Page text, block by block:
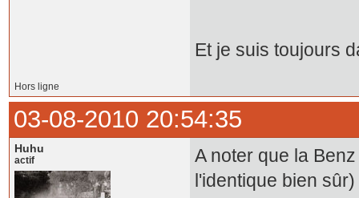
Et je suis toujours
Hors ligne
03-08-2010 20:54:35
Huhu
actif
A noter que la
l'identique bien sûr)